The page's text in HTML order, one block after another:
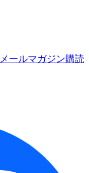
メールマガジン購読